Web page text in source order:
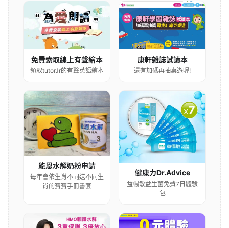
免費索取線上有聲繪本
領取tutorJr的有聲英語繪本
康軒雜誌試讀本
還有加碼再抽桌遊喔!
能恩水解奶粉申請
每年會依生肖不同送不同生
肖的寶寶手冊書套
健康力Dr.Advice
益暢敏益生菌免費7日體驗
包